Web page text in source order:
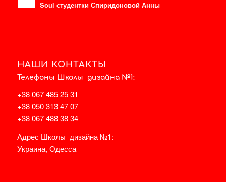
Soul студентки Спиридоновой Анны
НАШИ КОНТАКТЫ
Телефоны Школы дизайна №1:
+38 067 485 25 31
+38 050 313 47 07
+38 067 488 38 34
Адрес Школы дизайна №1:
Украина, Одесса